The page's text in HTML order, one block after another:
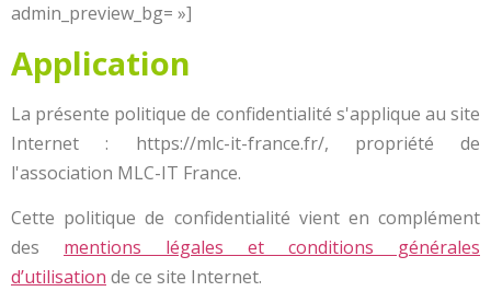
admin_preview_bg= »]
Application
La présente politique de confidentialité s'applique au site
Internet : https://mlc-it-france.fr/, propriété de
l'association MLC-IT France.
Cette politique de confidentialité vient en complément
des mentions légales et conditions générales
d’utilisation de ce site Internet.